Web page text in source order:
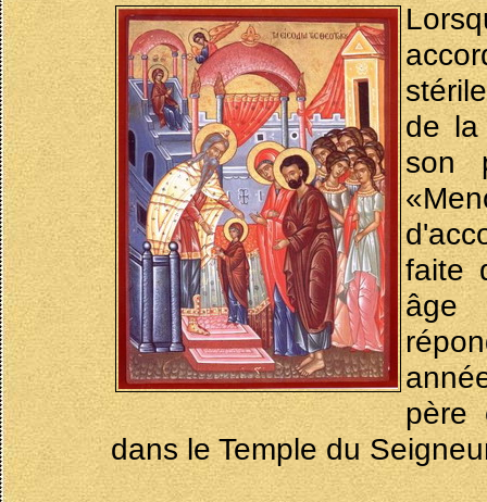
de la
son
faite
âge
père
dans le Temple du